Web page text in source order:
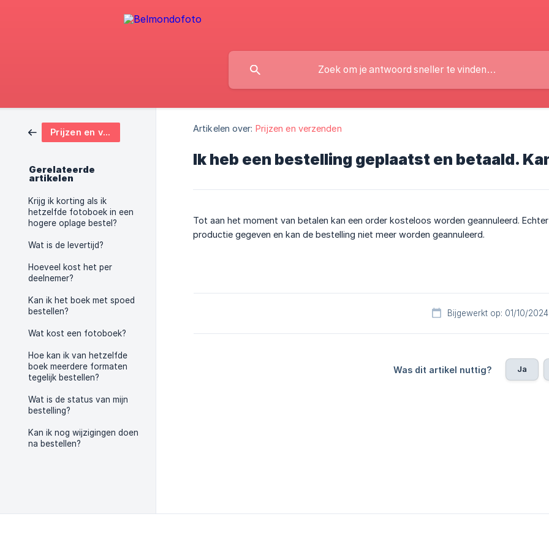
Prijzen en verzenden
Gerelateerde
artikelen
Krijg ik korting als ik
hetzelfde fotoboek in een
hogere oplage bestel?
Wat is de levertijd?
Hoeveel kost het per
deelnemer?
Kan ik het boek met spoed
bestellen?
Wat kost een fotoboek?
Hoe kan ik van hetzelfde
boek meerdere formaten
tegelijk bestellen?
Wat is de status van mijn
bestelling?
Kan ik nog wijzigingen doen
na bestellen?
Artikelen over: Prijzen en verzenden
Ik heb een bestelling geplaatst en betaald.
Tot aan het moment van betalen kan een order kosteloos worden geannuleerd.
productie gegeven en kan de bestelling niet meer worden geannuleerd.
Bijgewerkt op: 01/10/2024
Was dit artikel nuttig? Ja